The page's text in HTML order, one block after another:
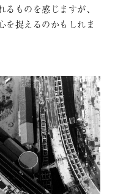
ものを感じますが、
を捉えるのかもしれま